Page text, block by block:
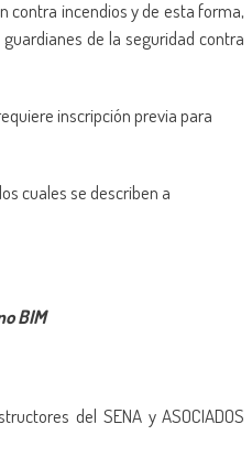
contra incendios y de esta forma,
de la seguridad contra
inscripción previa para
cuales se describen a
BIM
del SENA y ASOCIADOS